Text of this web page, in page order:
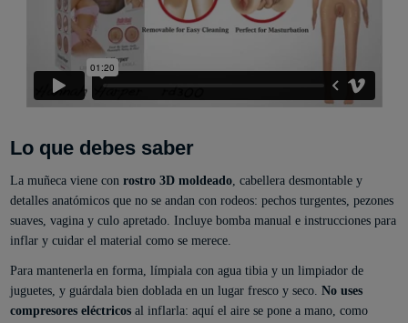
Lo que debes saber
La muñeca viene con rostro 3D moldeado, cabellera desmontable y
detalles anatómicos que no se andan con rodeos: pechos turgentes, pezones
suaves, vagina y culo apretado. Incluye bomba manual e instrucciones para
inflar y cuidar el material como se merece.
Para mantenerla en forma, límpiala con agua tibia y un limpiador de
juguetes, y guárdala bien doblada en un lugar fresco y seco. No uses
compresores eléctricosal inflarla: aquí el aire se pone a mano, como